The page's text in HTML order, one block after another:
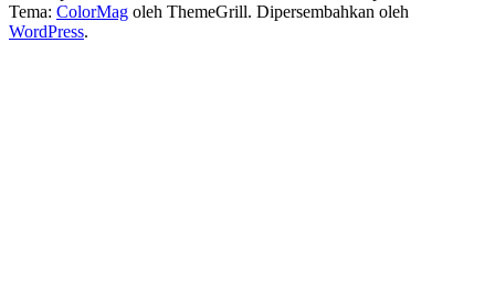
Tema: ColorMag oleh ThemeGrill. Dipersembahkan oleh
WordPress.